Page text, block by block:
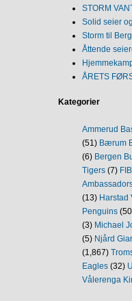
STORM
Solid seier
Storm til
Åttende
ÅRETS
Kategorier
Ammerud
(51) Bærum
(6) Bergen
Tigers (7)
(13) Harstad
Penguins
(3) Michael
(5) Njård
(1,867)
Eagles (32)
Vålerenga